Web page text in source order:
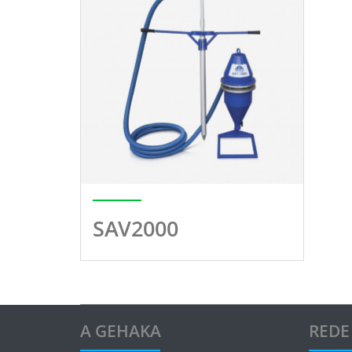
SAV2000
A GEHAKA